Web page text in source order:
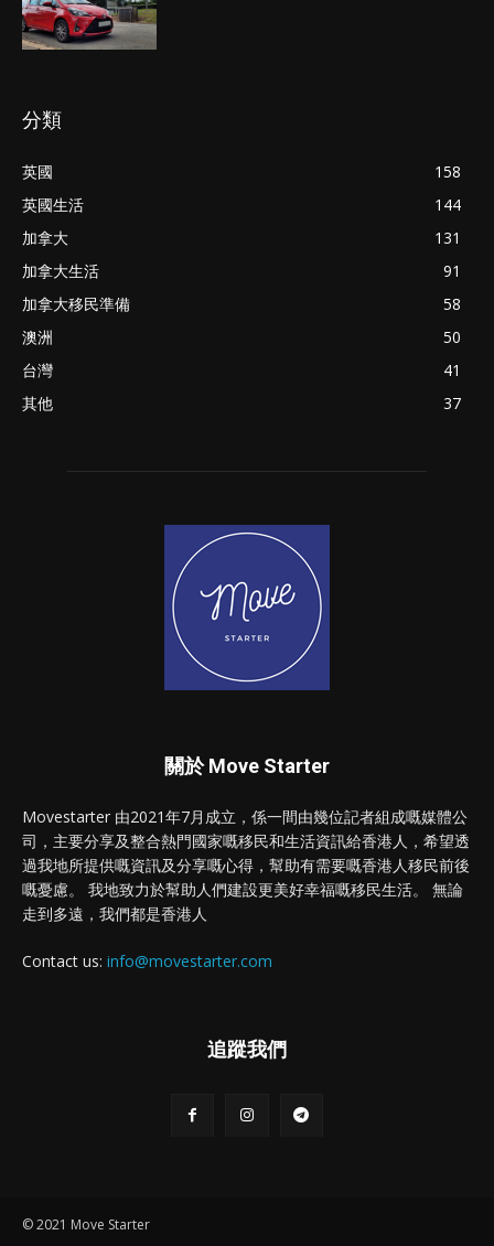
分類
英國
158
英國生活
144
加拿大
131
加拿大生活
91
加拿大移民準備
58
澳洲
50
台灣
41
其他
37
關於 Move Starter
Movestarter 由2021年7月成立，係一間由幾位記者組成嘅媒體公
司，主要分享及整合熱門國家嘅移民和生活資訊給香港人，希望透
過我地所提供嘅資訊及分享嘅心得，幫助有需要嘅香港人移民前後
嘅憂慮。 我地致力於幫助人們建設更美好幸福嘅移民生活。 無論
走到多遠，我們都是香港人
Contact us: info@movestarter.com
追蹤我們
© 2021 Move Starter